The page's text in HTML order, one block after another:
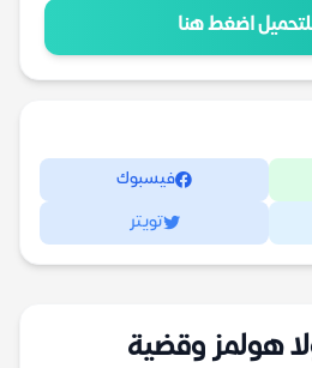
اضغط هنا
فيسبوك
تويتر
هولمز وقضية